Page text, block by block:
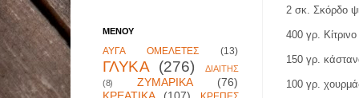
2 σκ. Σκόρδο
400 γρ.
150 γρ.
100 γρ.
ΜΕΝΟΥ
ΑΥΓΑ ΟΜΕΛΕΤΕΣ (13)
ΓΛΥΚΑ (276)
ΔΙΑΙΤΗΣ
(8)
ΖΥΜΑΡΙΚΑ
(76)
ΚΡΕΑΤΙΚΑ
(107)